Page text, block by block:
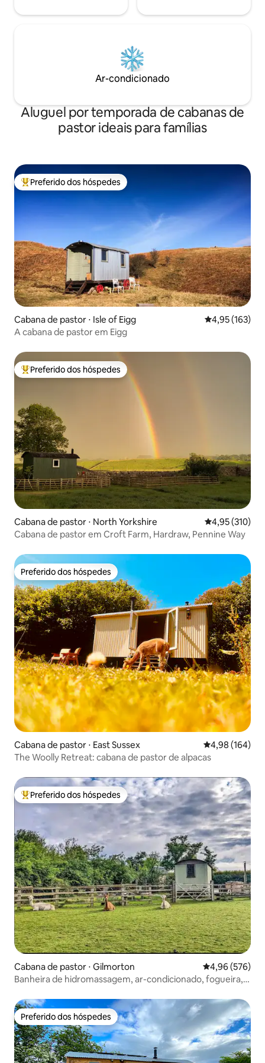
Ar-condicionado
Aluguel por temporada de cabanas de
pastor ideais para famílias
Entre os melhores preferidos dos hóspedes
Preferido dos hóspedes
Cabana de pastor ⋅ Isle of Eigg 4,95 de uma
4,95 (163)
A cabana de pastor em Eigg
Entre os melhores preferidos dos hóspedes
Preferido dos hóspedes
Cabana de pastor ⋅ North Yorkshire 4,95 de uma
4,95 (310)
Cabana de pastor em Croft Farm, Hardraw, Pennine Way
Preferido dos hóspedes
Preferido dos hóspedes
Cabana de pastor ⋅ East Sussex 4,98 de uma
4,98 (164)
The Woolly Retreat: cabana de pastor de alpacas
Entre os melhores preferidos dos hóspedes
Preferido dos hóspedes
Cabana de pastor ⋅ Gilmorton 4,96 de uma
4,96 (576)
Banheira de hidromassagem, ar-condicionado, fogueira,
Preferido dos hóspedes
Preferido dos hóspedes